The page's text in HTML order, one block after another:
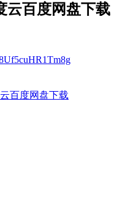
云百度网盘下载
百度网盘下载